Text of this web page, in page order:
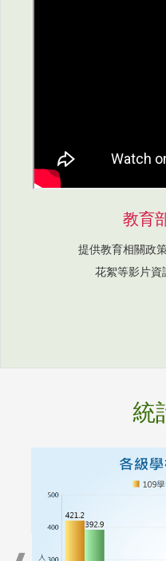
教育
提供教育相關政
花絮等影片資
統